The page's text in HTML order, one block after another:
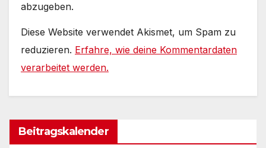
abzugeben.
Diese Website verwendet Akismet, um Spam zu
reduzieren. Erfahre, wie deine Kommentardaten
verarbeitet werden.
Beitragskalender